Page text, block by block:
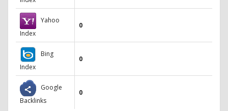
Yahoo
Index
0
Bing
Index
0
Google
Backlinks
0